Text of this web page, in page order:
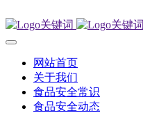
网站首页
关于我们
食品安全常识
食品安全动态